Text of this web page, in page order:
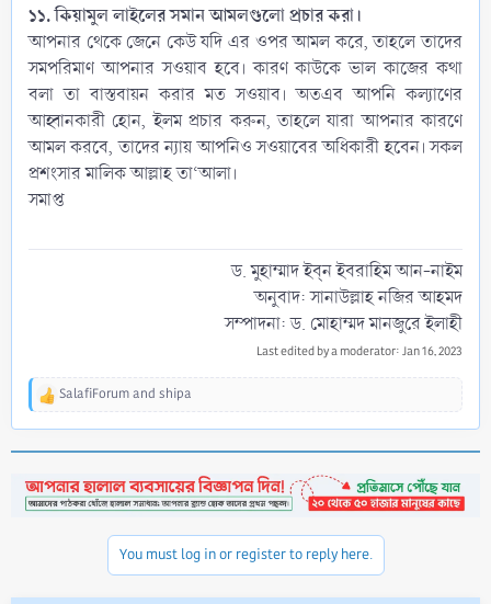
১১. কিয়ামুল লাইলের সমান আমলগুলো প্রচার করা।
আপনার থেকে জেনে কেউ যদি এর ওপর আমল করে, তাহলে তাদের
সমপরিমাণ আপনার সওয়াব হবে। কারণ কাউকে ভাল কাজের কথা
বলা তা বাস্তবায়ন করার মত সওয়াব। অতএব আপনি কল্যাণের
আহ্বানকারী হোন, ইলম প্রচার করুন, তাহলে যারা আপনার কারণে
আমল করবে, তাদের ন্যায় আপনিও সওয়াবের অধিকারী হবেন। সকল
প্রশংসার মালিক আল্লাহ তা‘আলা।
সমাপ্ত​
ড. মুহাম্মাদ ইব্‌ন ইবরাহিম আন-নাইম
অনুবাদ: সানাউল্লাহ নজির আহমদ
সম্পাদনা: ড. মোহাম্মদ মানজুরে ইলাহী​
Last edited by a moderator: Jan 16, 2023
R
t
i
SalafiForumand shipa
You must log in or register to reply here.